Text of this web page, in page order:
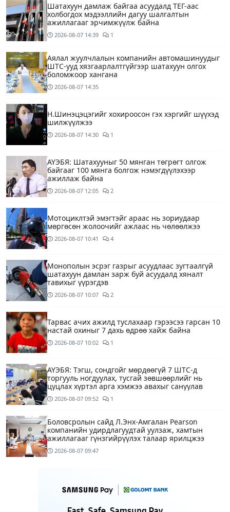
Шатахуун дамлаж байгаа асуудалд ТЕГ-аас
холбогдох мэдээллийн дагуу шалгалтын
ажиллагааг эрчимжүүлж байна
2026-08-07 14:39 1
Аялал жуулчлалын компанийн автомашинуудыг
ШТС-ууд хязгаарлалтгүйгээр шатахуун олгох
боломжоор хангана
2026-08-07 14:35
Н.Шинэцэцэгийг хохироосон гэх хэргийг шүүхэд
шилжүүлжээ
2026-08-07 14:30 1
АҮЭБЯ: Шатахууныг 50 мянган төгрөгт олгож
байгааг 100 мянга болгож нэмэгдүүлэхээр
ажиллаж байна
2026-08-07 12:05 2
Мотоциклтэй эмэгтэйг араас нь зориудаар
мөргөсөн жолоочийг ажлаас нь чөлөөлжээ
2026-08-07 10:41 4
Монополын эсрэг газрыг асуудлаас зугтаалгүй
шатахуун дамлан зарж буй асуудалд хяналт
тавихыг үүрэгдэв
2026-08-07 10:07 2
Тарвас ачих ажилд туслахаар гэрээсээ гарсан 10
настай охиныг 7 дахь өдрөө хайж байна
2026-08-07 10:02 1
АҮЭБЯ: Тэгш, сондгойг мөрдөөгүй 7 ШТС-д
торгууль ногдуулах, тусгай зөвшөөрлийг нь
цуцлах хүртэл арга хэмжээ авахыг сануулав
2026-08-07 09:52 1
Боловсролын сайд Л.Энх-Амгалан Pearson
компанийн удирдлагуудтай уулзаж, хамтын
ажиллагааг гүнзгийрүүлэх талаар ярилцжээ
2026-08-07 09:47
2 цагийн өмнө